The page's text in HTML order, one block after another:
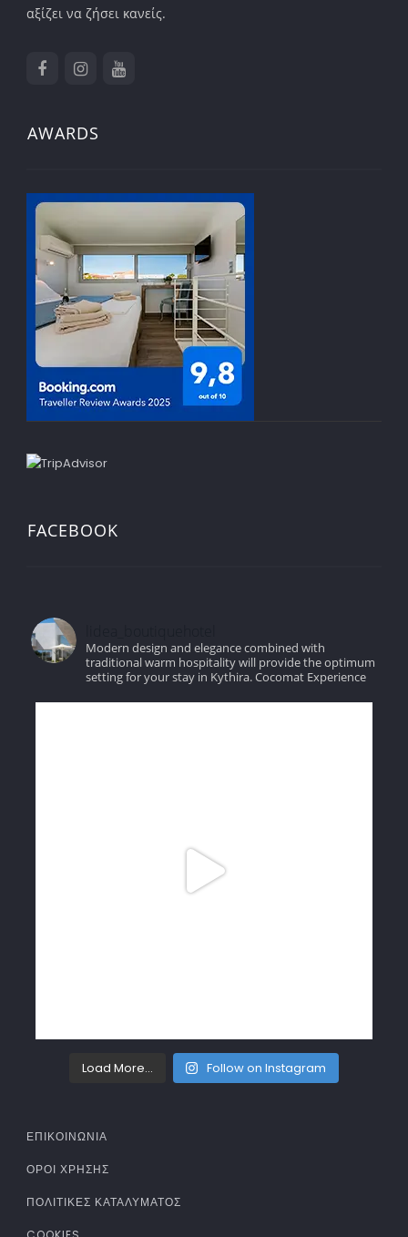
αξίζει να ζήσει κανείς.
AWARDS
FACEBOOK
Modern design and elegance combined with
traditional warm hospitality will provide the optimum
setting for your stay in Kythira.Cocomat Experience
Load More... Follow on Instagram
ΕΠΙΚΟΙΝΩΝΙΑ
ΌΡΟΙ ΧΡΉΣΗΣ
ΠΟΛΙΤΙΚΈΣ ΚΑΤΑΛΎΜΑΤΟΣ